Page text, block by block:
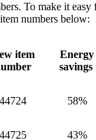
To make it easy
numbers below:
item
Energy
savings
44724 58%
44725 43%